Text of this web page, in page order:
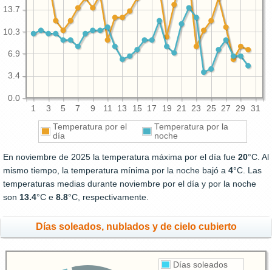
1 3 5 7 9 11 13 15 17 19 21 23 25 27 29 31
0.0
3.4
6.9
10.3
13.7
Temperatura por el
día
Temperatura por la
noche
En noviembre de 2025 la temperatura máxima por el día fue 20°C. Al
mismo tiempo, la temperatura mínima por la noche bajó a 4°C. Las
temperaturas medias durante noviembre por el día y por la noche
son 13.4°C e 8.8°C, respectivamente.
Días soleados, nublados y de cielo cubierto
Días soleados